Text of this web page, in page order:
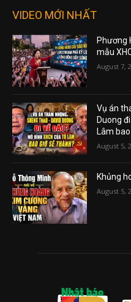
VIDEO MỚI NHẤT
Phương
mẫu
August 7,
Vụ án
Duong
Lâm
August 5,
Khủng
August 5,